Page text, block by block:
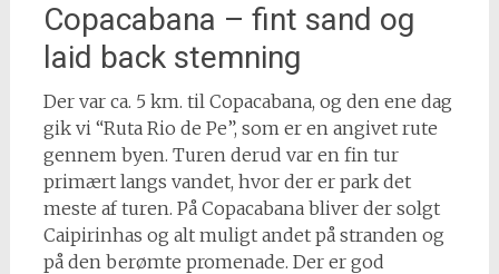
Copacabana – fint sand og
laid back stemning
Der var ca. 5 km. til Copacabana, og den ene dag
gik vi “Ruta Rio de Pe”, som er en angivet rute
gennem byen. Turen derud var en fin tur
primært langs vandet, hvor der er park det
meste af turen. På Copacabana bliver der solgt
Caipirinhas og alt muligt andet på stranden og
på den berømte promenade. Der er god